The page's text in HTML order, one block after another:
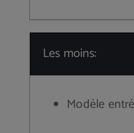
Les moins:
Modèle